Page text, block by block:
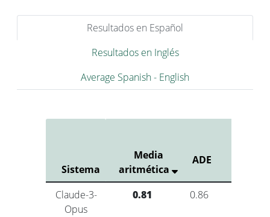
Resultados en Español
Resultados en Inglés
Average Spanish - English
Sistema
Media
aritmética
ADE
Claude-3-
Opus
0.81 0.86